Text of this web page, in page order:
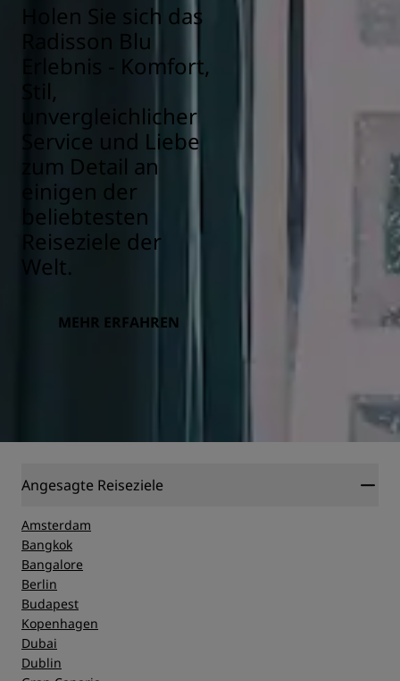
Holen Sie sich das
Radisson Blu
Erlebnis - Komfort,
Stil,
unvergleichlicher
Service und Liebe
zum Detail an
einigen der
beliebtesten
Reiseziele der
Welt.
MEHR ERFAHREN
Angesagte Reiseziele
Amsterdam
Bangkok
Bangalore
Berlin
Budapest
Kopenhagen
Dubai
Dublin